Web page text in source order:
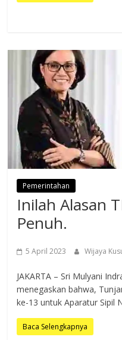
Pemerintahan
Inilah Alasan
Penuh.
5 April 2023 Wijaya
JAKARTA – Sri Mulyani
menegaskan bahwa,
ke-13 untuk Aparatur Sipil
Baca Selengkapnya